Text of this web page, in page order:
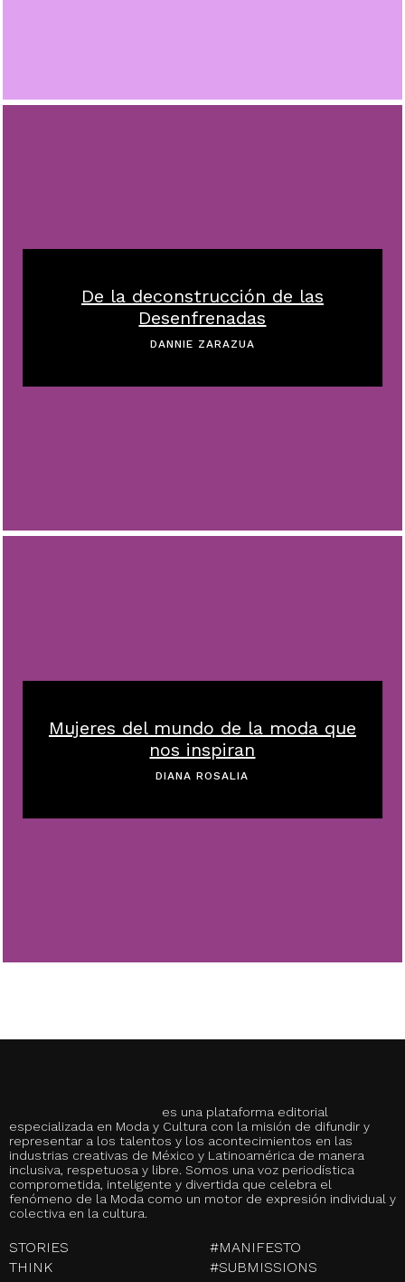
De la deconstrucción de las
Desenfrenadas
DANNIE ZARAZUA
Mujeres del mundo de la moda que
nos inspiran
DIANA ROSALIA
es una plataforma editorial
especializada en Moda y Cultura con la misión de difundir y
representar a los talentos y los acontecimientos en las
industrias creativas de México y Latinoamérica de manera
inclusiva, respetuosa y libre. Somos una voz periodística
comprometida, inteligente y divertida que celebra el
fenómeno de la Moda como un motor de expresión individual y
colectiva en la cultura.
STORIES
THINK
#MANIFESTO
#SUBMISSIONS